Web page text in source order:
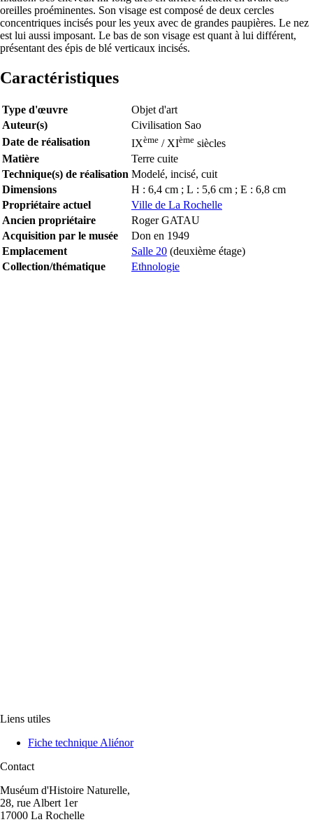
oreilles proéminentes. Son visage est composé de deux cercles
concentriques incisés pour les yeux avec de grandes paupières. Le nez
est lui aussi imposant. Le bas de son visage est quant à lui différent,
présentant des épis de blé verticaux incisés.
Caractéristiques
Type d'œuvre
Objet d'art
Auteur(s)
Civilisation Sao
Date de réalisation
IXème / XIème siècles
Matière
Terre cuite
Technique(s) de réalisation Modelé, incisé, cuit
Dimensions
H : 6,4 cm ; L : 5,6 cm ; E : 6,8 cm
Propriétaire actuel
Ville de La Rochelle
Ancien propriétaire
Roger GATAU
Acquisition par le musée
Don en 1949
Emplacement
Salle 20 (deuxième étage)
Collection/thématique
Ethnologie
Liens utiles
Fiche technique Aliénor
Contact
Muséum d'Histoire Naturelle,
28, rue Albert 1er
17000 La Rochelle